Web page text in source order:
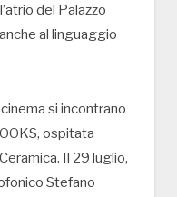
del Palazzo
al linguaggio
si incontrano
ospitata
Il 29 luglio,
Stefano